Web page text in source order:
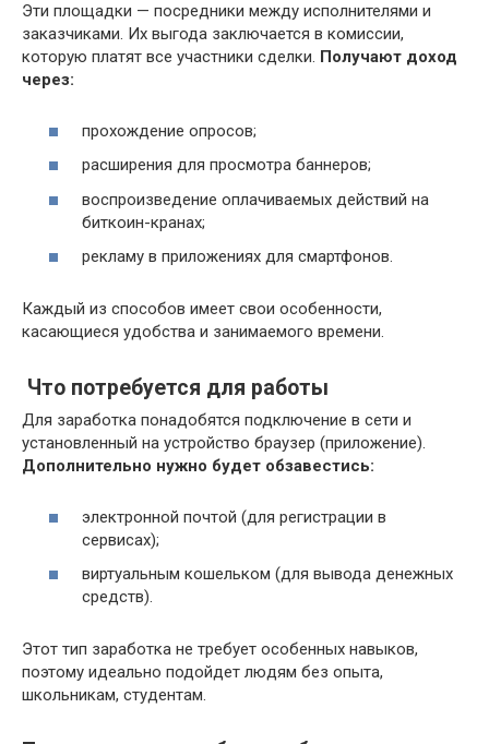
Эти площадки — посредники между исполнителями и
заказчиками. Их выгода заключается в комиссии,
которую платят все участники сделки. Получают доход
через:
прохождение опросов;
расширения для просмотра баннеров;
воспроизведение оплачиваемых действий на
биткоин-кранах;
рекламу в приложениях для смартфонов.
Каждый из способов имеет свои особенности,
касающиеся удобства и занимаемого времени.
Что потребуется для работы
Для заработка понадобятся подключение в сети и
установленный на устройство браузер (приложение).
Дополнительно нужно будет обзавестись:
электронной почтой (для регистрации в
сервисах);
виртуальным кошельком (для вывода денежных
средств).
Этот тип заработка не требует особенных навыков,
поэтому идеально подойдет людям без опыта,
школьникам, студентам.